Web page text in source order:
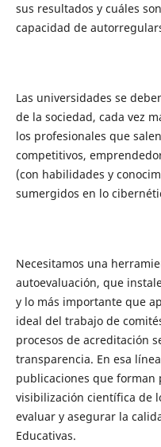
sus resultados y cuáles
capacidad de
Las universidades se
de la sociedad, cada vez
los profesionales que
competitivos,
(con habilidades y
sumergidos en lo
Necesitamos una
autoevaluación, que
y lo más importante que
ideal del trabajo de
procesos de acreditación
transparencia. En esa
publicaciones que
visibilización científica de
evaluar y asegurar la
Educativas.